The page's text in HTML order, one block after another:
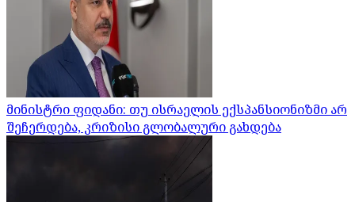
მინისტრი ფიდანი: თუ ისრაელის ექსპანსიონიზმი არ
შეჩერდება, კრიზისი გლობალური გახდება